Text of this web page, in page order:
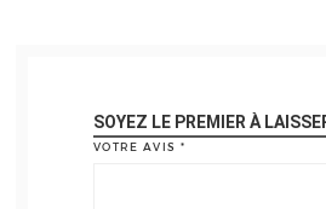
SOYEZ LE PREMIER À
VOTRE AVIS *